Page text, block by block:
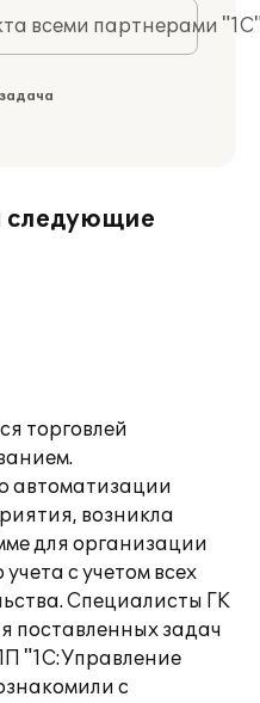
всеми партнерами
следующие
торговлей
автоматизации
возникла
для организации
с учетом всех
Специалисты ГК
задач
"1С:Управление
с